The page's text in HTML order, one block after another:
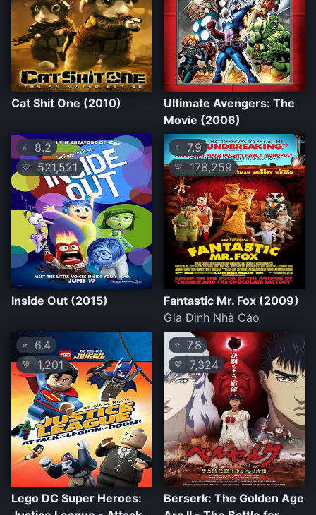
Cat Shit One (2010)
Ultimate Avengers: The
Movie (2006)
⭐ 8.2
💛 521,521
Inside Out (2015)
⭐ 7.9
💛178,259
Fantastic Mr. Fox (2009)
Gia Đình Nhà Cáo
⭐ 6.4
💛 1,201
Lego DC Super Heroes:
⭐ 7.8
💛 7,324
Berserk: The Golden Age